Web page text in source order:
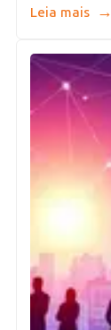
Leia mais →